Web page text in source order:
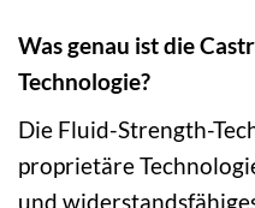
Was genau ist die
Technologie?
Die Fluid-Strength-
proprietäre
und